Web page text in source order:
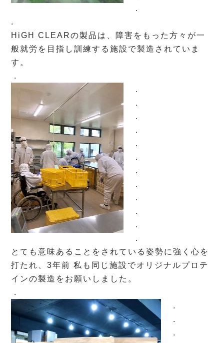
.
.
HiGH CLEARの製品は、障害をもった方々が一
般就労を目指し訓練する施設で製造されていま
す。
.
.
.
.
.
.
.
.
.
.
.
.
.
とても意味あることをされている姿勢に強く心を
打たれ、3年前 私も同じ施設でオリジナルプロテ
インの製造をお願いしました。
.
.
.
.